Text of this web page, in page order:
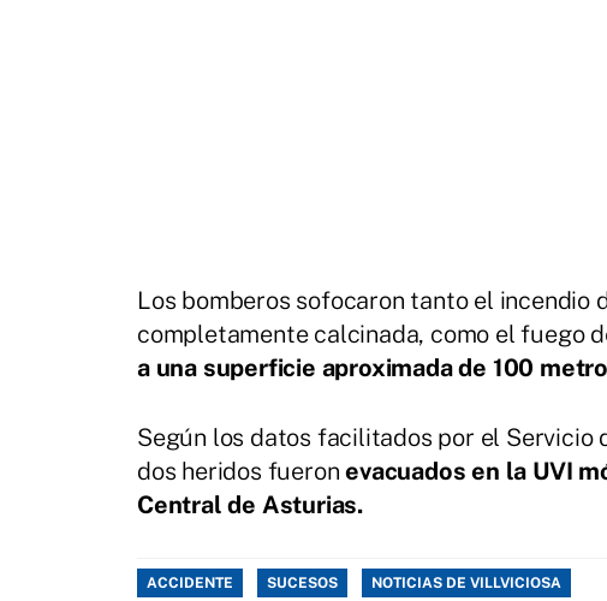
Los bomberos sofocaron tanto el incendio
completamente calcinada, como el fuego
a una superficie aproximada de 100
Según los datos facilitados por el Servicio
dos heridos fueronevacuados en la UVI
Central de Asturias.
ACCIDENTE SUCESOS NOTICIAS DE VILLVICIOSA